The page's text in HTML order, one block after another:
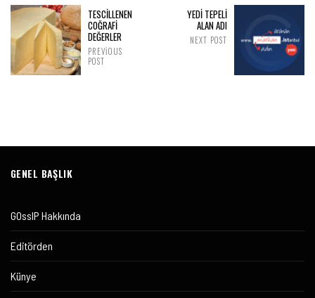
TESCİLLENEN
COĞRAFİ
DEĞERLER
PREVIOUS
POST
YEDİ TEPELİ
ALAN ADI
NEXT POST
GENEL BAŞLIK
GOssIP Hakkında
Editörden
Künye